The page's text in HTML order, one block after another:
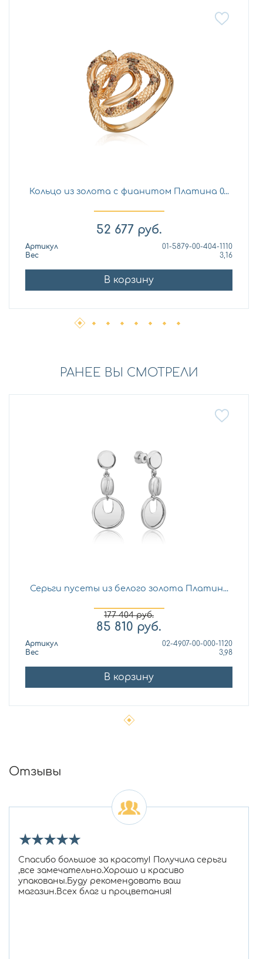
Кольцо из золота с фианитом Платина 0...
52 677 руб.
Артикул
01-5879-00-404-1110
Вес
3,16
В корзину
РАНЕЕ ВЫ СМОТРЕЛИ
Серьги пусеты из белого золота Платин...
177 404руб.
85 810 руб.
Артикул
02-4907-00-000-1120
Вес
3,98
В корзину
Отзывы
★★★★★
Спасибо большое за красоту! Получила серьги
,все замечательно.Хорошо и красиво
упакованы.Буду рекомендовать ваш
магазин.Всех благ и процветания!